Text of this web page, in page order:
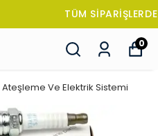
KOKUSU HEDİYE!
0
Ateşleme Ve Elektrik Sistemi